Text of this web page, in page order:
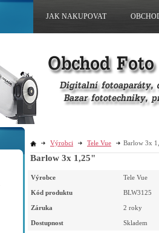
Výrobci Tele Vue Barlow 3x
Barlow 3x 1,25"
Výrobce Tele Vue
Kód produktu BLW3125
Záruka 2 roky
Dostupnost Skladem
JAK NAKUPOVAT